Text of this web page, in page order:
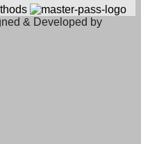
& Developed by